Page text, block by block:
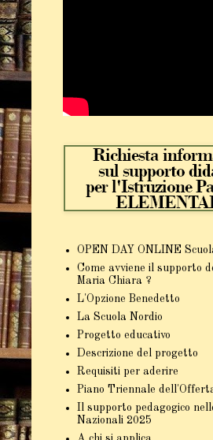
OPEN DAY ONLINE
Come avviene il supporto
Maria Chiara ?
L'Opzione Benedetto
La Scuola Nordio
Progetto educativo
Descrizione del progetto
Requisiti per aderire
Piano Triennale
Il supporto pedagogico
Nazionali 2025